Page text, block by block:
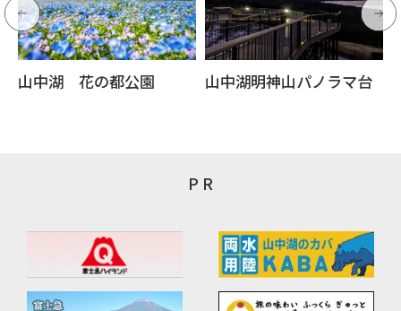
山中湖 花の都公園 山中湖明神山パノラマ台
P R